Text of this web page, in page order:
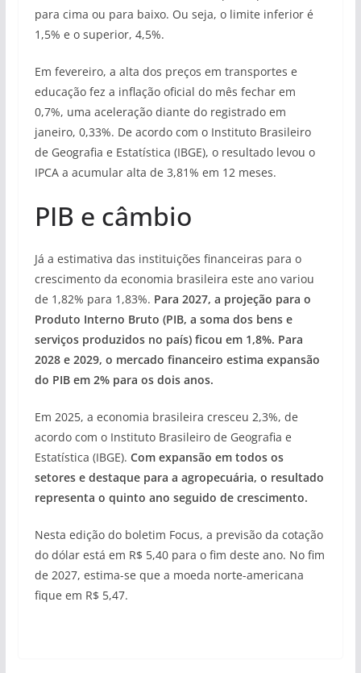
para cima ou para baixo. Ou seja, o limite inferior é
1,5% e o superior, 4,5%.
Em fevereiro, a alta dos preços em transportes e
educação fez a inflação oficial do mês fechar em
0,7%, uma aceleração diante do registrado em
janeiro, 0,33%. De acordo com o Instituto Brasileiro
de Geografia e Estatística (IBGE), o resultado levou o
IPCA a acumular alta de 3,81% em 12 meses.
PIB e câmbio
Já a estimativa das instituições financeiras para o
crescimento da economia brasileira este ano variou
de 1,82% para 1,83%. Para 2027, a projeção para o
Produto Interno Bruto (PIB, a soma dos bens e
serviços produzidos no país) ficou em 1,8%. Para
2028 e 2029, o mercado financeiro estima expansão
do PIB em 2% para os dois anos.
Em 2025, a economia brasileira cresceu 2,3%, de
acordo com o Instituto Brasileiro de Geografia e
Estatística (IBGE). Com expansão em todos os
setores e destaque para a agropecuária, o resultado
representa o quinto ano seguido de crescimento.
Nesta edição do boletim Focus, a previsão da cotação
do dólar está em R$ 5,40 para o fim deste ano. No fim
de 2027, estima-se que a moeda norte-americana
fique em R$ 5,47.